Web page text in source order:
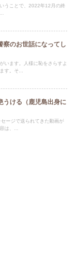
うことで、2022年12月の終
察のお世話になってし
います。人様に恥をさらすよ
す。そ...
うける（鹿児島出身に
ージで送られてきた動画が
は、...